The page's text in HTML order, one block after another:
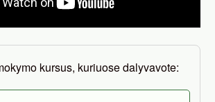
kursus, kuriuose dalyvavote: